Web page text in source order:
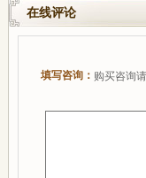
在线评论
填写咨询： 购买咨询